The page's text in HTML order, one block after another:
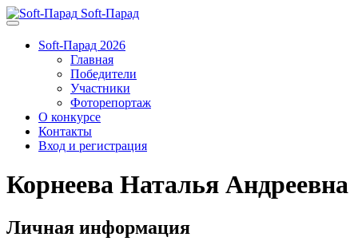
Soft-Парад
Soft-Парад 2026
Главная
Победители
Участники
Фоторепортаж
О конкурсе
Контакты
Вход и регистрация
Корнеева Наталья Андреевна
Личная информация